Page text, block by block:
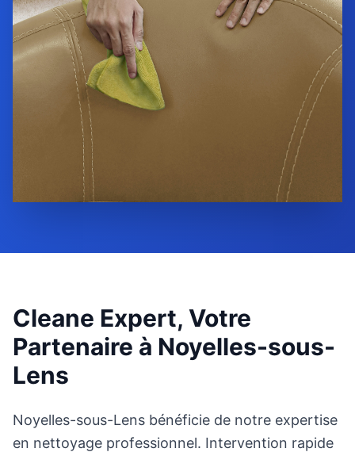
Cleane Expert, Votre
Partenaire à Noyelles-sous-
Lens
Noyelles-sous-Lens bénéficie de notre expertise
en nettoyage professionnel. Intervention rapide